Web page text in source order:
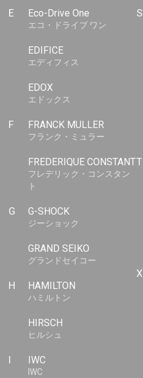
E Eco-Drive One
エコ・ドライブ ワン
EDIFICE
エディフィス
EDOX
エドックス
F FRANCK MULLER
フランク・ミュラー
FREDERIQUE CONSTANT
フレデリック・コンスタン
ト
G G-SHOCK
ジーショック
GRAND SEIKO
グランドセイコー
H HAMILTON
ハミルトン
HIRSCH
ヒルシュ
IWC
IWC
S
T
X